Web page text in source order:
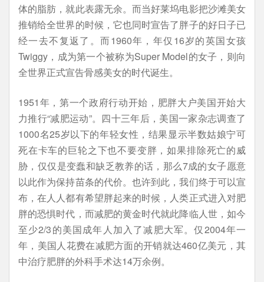
体的脂肪，就此表露无余。而当好莱坞电影把沙滩美女
推销给全世界的时候，它也同时宣告了胖子的好日子已
经一去不复返了。而1960年，年仅16岁的英国女孩
Twiggy，成为第一个被称为Super Model的女子，则向
全世界正式宣告骨感美女的时代诞生。
1951年，第一个政府行动开始，肥胖大户美国开始大
力推行“减肥运动”。四十三年后，美国一家杂志调查了
1000名25岁以下的年轻女性，结果显示半数姑娘宁可
死在卡车的巨轮之下也不要变胖，如果排除死亡的威
胁，仅仅是变蠢和缺乏教养的话，那么7成的女子愿意
以此作为保持苗条的代价。也许到此，我们终于可以宣
布，在人人都有希望胖起来的时候，人类正式进入对肥
胖的恐惧时代，而减肥的黄金时代就此降临人世，如今
至少2/3的美国成年人加入了减肥大军。仅2004年一
年，美国人花费在减肥方面的开销就达460亿美元，其
中治疗肥胖的外科手术达14万余例。